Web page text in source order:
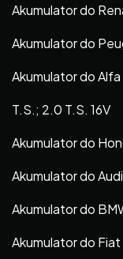
Akumulator do
Akumulator do
Akumulator do
T.S.; 2.0 T.S. 16V
Akumulator do
Akumulator do
Akumulator do
Akumulator do Fiat